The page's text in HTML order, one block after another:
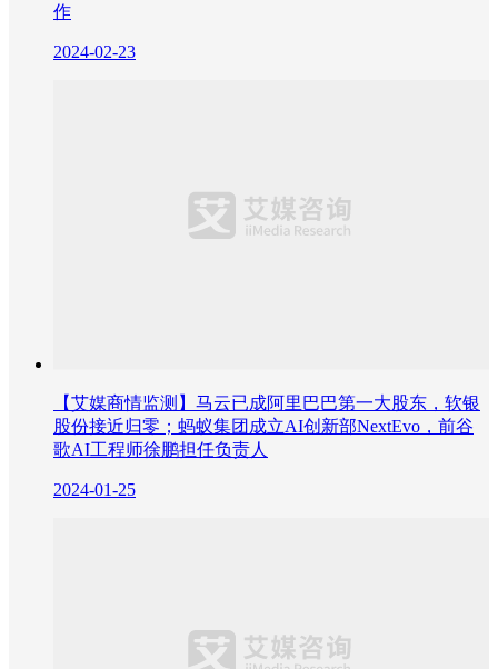
作
2024-02-23
【艾媒商情监测】马云已成阿里巴巴第一大股东，软银
股份接近归零；蚂蚁集团成立AI创新部NextEvo，前谷
歌AI工程师徐鹏担任负责人
2024-01-25